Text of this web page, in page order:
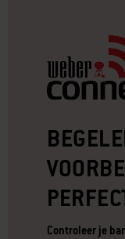
Controleer je